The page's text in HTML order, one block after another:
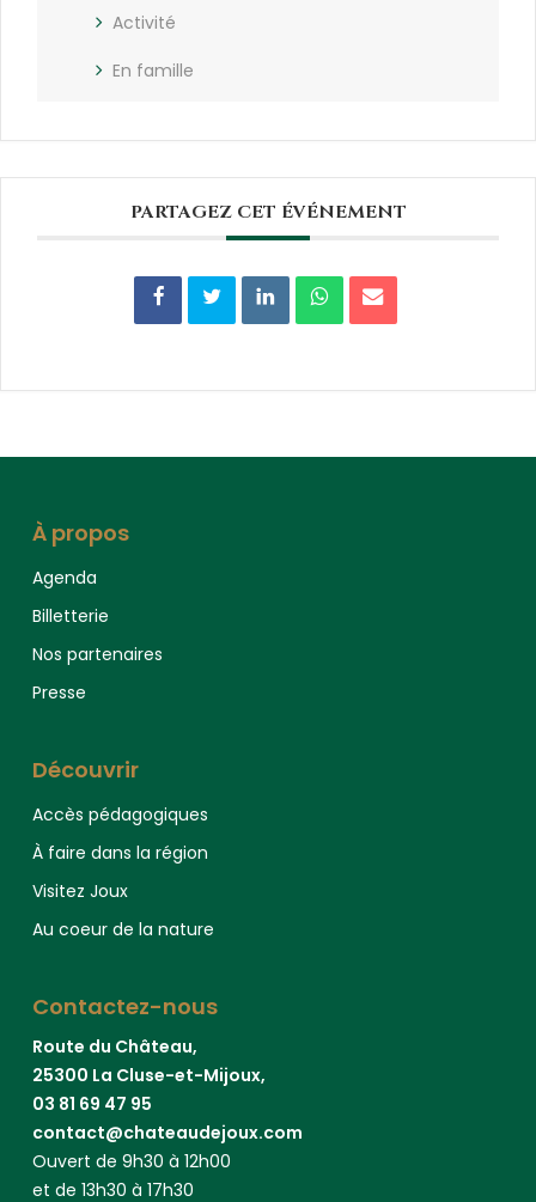
Activité
En famille
PARTAGEZ CET ÉVÉNEMENT
À propos
Agenda
Billetterie
Nos partenaires
Presse
Découvrir
Accès pédagogiques
À faire dans la région
Visitez Joux
Au coeur de la nature
Contactez-nous
Route du Château,
25300 La Cluse-et-Mijoux,
03 81 69 47 95
contact@chateaudejoux.com
Ouvert de 9h30 à 12h00
et de 13h30 à 17h30